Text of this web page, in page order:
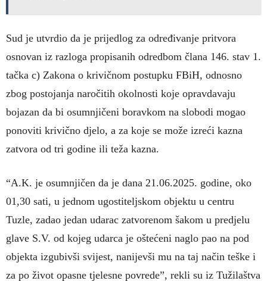
Sud je utvrdio da je prijedlog za određivanje pritvora
osnovan iz razloga propisanih odredbom člana 146. stav 1.
tačka c) Zakona o krivičnom postupku FBiH, odnosno
zbog postojanja naročitih okolnosti koje opravdavaju
bojazan da bi osumnjičeni boravkom na slobodi mogao
ponoviti krivično djelo, a za koje se može izreći kazna
zatvora od tri godine ili teža kazna.
“A.K. je osumnjičen da je dana 21.06.2025. godine, oko
01,30 sati, u jednom ugostiteljskom objektu u centru
Tuzle, zadao jedan udarac zatvorenom šakom u predjelu
glave S.V. od kojeg udarca je oštećeni naglo pao na pod
objekta izgubivši svijest, nanijevši mu na taj način teške i
za po život opasne tjelesne povrede”, rekli su iz Tužilaštva